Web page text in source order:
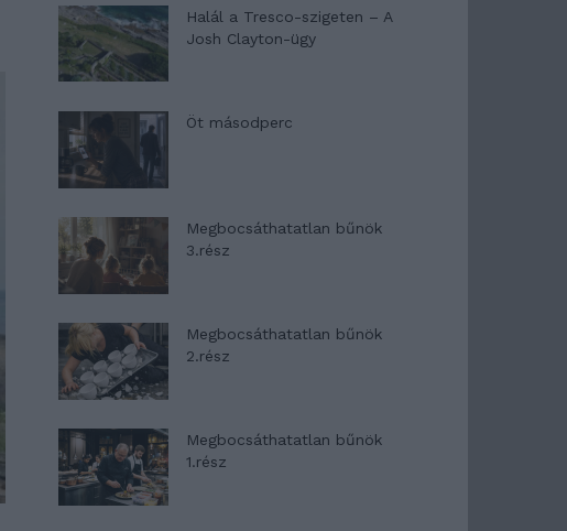
Halál a Tresco-szigeten – A
Josh Clayton-ügy
Öt másodperc
Megbocsáthatatlan bűnök
3.rész
Megbocsáthatatlan bűnök
2.rész
Megbocsáthatatlan bűnök
1.rész